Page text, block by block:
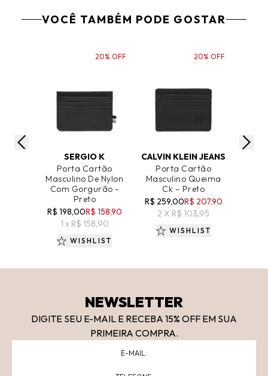
VOCÊ TAMBÉM PODE GOSTAR
SERGIO K
Porta Cartão
Masculino De Nylon
Com Gorgurão -
Preto
R$ 198,00R$ 158,90
1 x R$ 158,90
20% OFF
WISHLIST
CALVIN KLEIN JEANS
Porta Cartão
Masculino Queima
Ck – Preto
R$ 259,00R$ 207,90
2 X R$ 103,95
20% OFF
WISHLIST
NEWSLETTER
DIGITE SEU E-MAIL E RECEBA 15% OFF EM SUA
PRIMEIRA COMPRA.